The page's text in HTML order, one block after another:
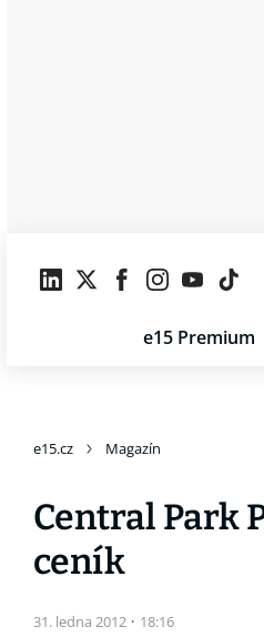
e15 Premium
e15.cz Magazín
Central Park
ceník
31. ledna 2012 · 18:16